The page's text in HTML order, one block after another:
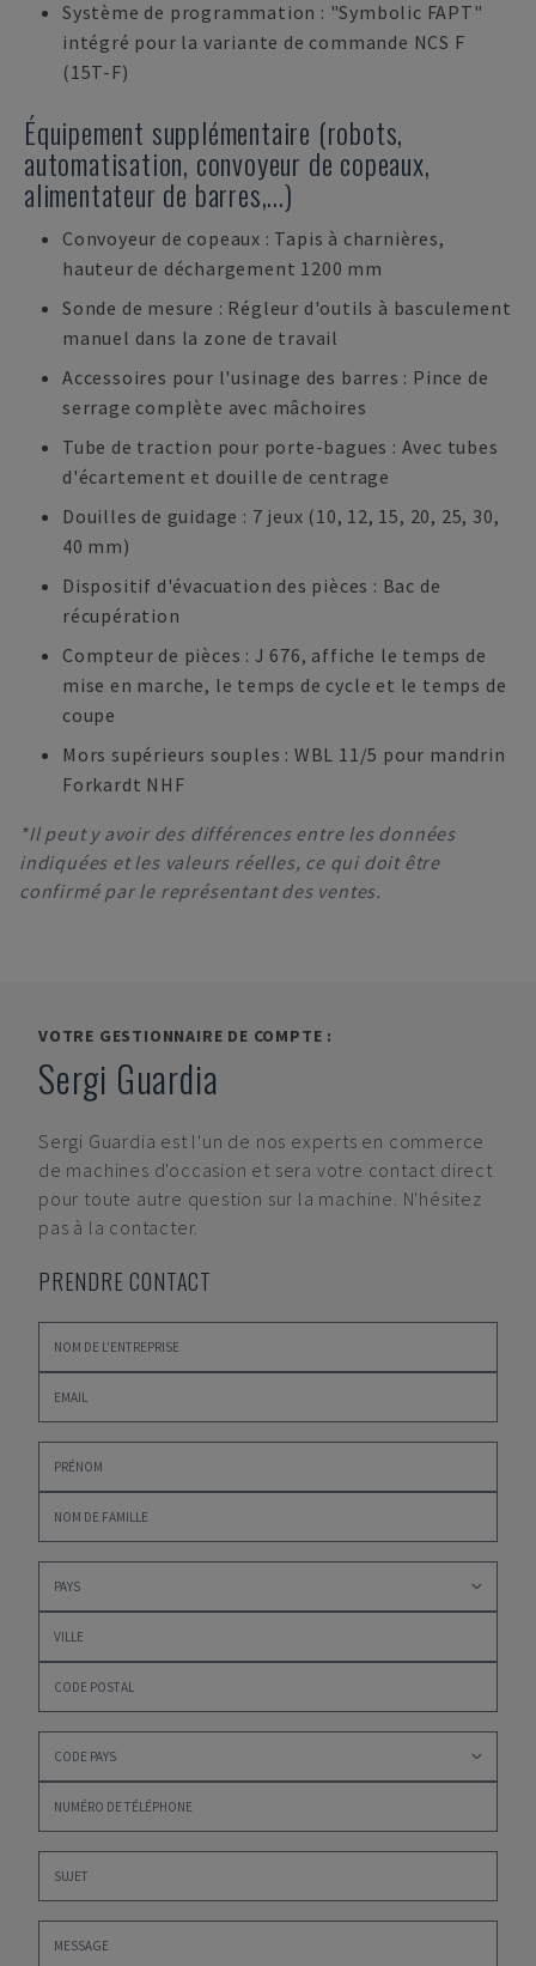
Système de programmation : "Symbolic FAPT"
intégré pour la variante de commande NCS F
(15T-F)
Équipement supplémentaire (robots,
automatisation, convoyeur de copeaux,
alimentateur de barres,...)
Convoyeur de copeaux : Tapis à charnières,
hauteur de déchargement 1200 mm
Sonde de mesure : Régleur d'outils à basculement
manuel dans la zone de travail
Accessoires pour l'usinage des barres : Pince de
serrage complète avec mâchoires
Tube de traction pour porte-bagues : Avec tubes
d'écartement et douille de centrage
Douilles de guidage : 7 jeux (10, 12, 15, 20, 25, 30,
40 mm)
Dispositif d'évacuation des pièces : Bac de
récupération
Compteur de pièces : J 676, affiche le temps de
mise en marche, le temps de cycle et le temps de
coupe
Mors supérieurs souples : WBL 11/5 pour mandrin
Forkardt NHF
*Il peut y avoir des différences entre les données
indiquées et les valeurs réelles, ce qui doit être
confirmé par le représentant des ventes.
VOTRE GESTIONNAIRE DE COMPTE :
Sergi Guardia
Sergi Guardia est l'un de nos experts en commerce
de machines d'occasion et sera votre contact direct
pour toute autre question sur la machine. N'hésitez
pas à la contacter.
PRENDRE CONTACT